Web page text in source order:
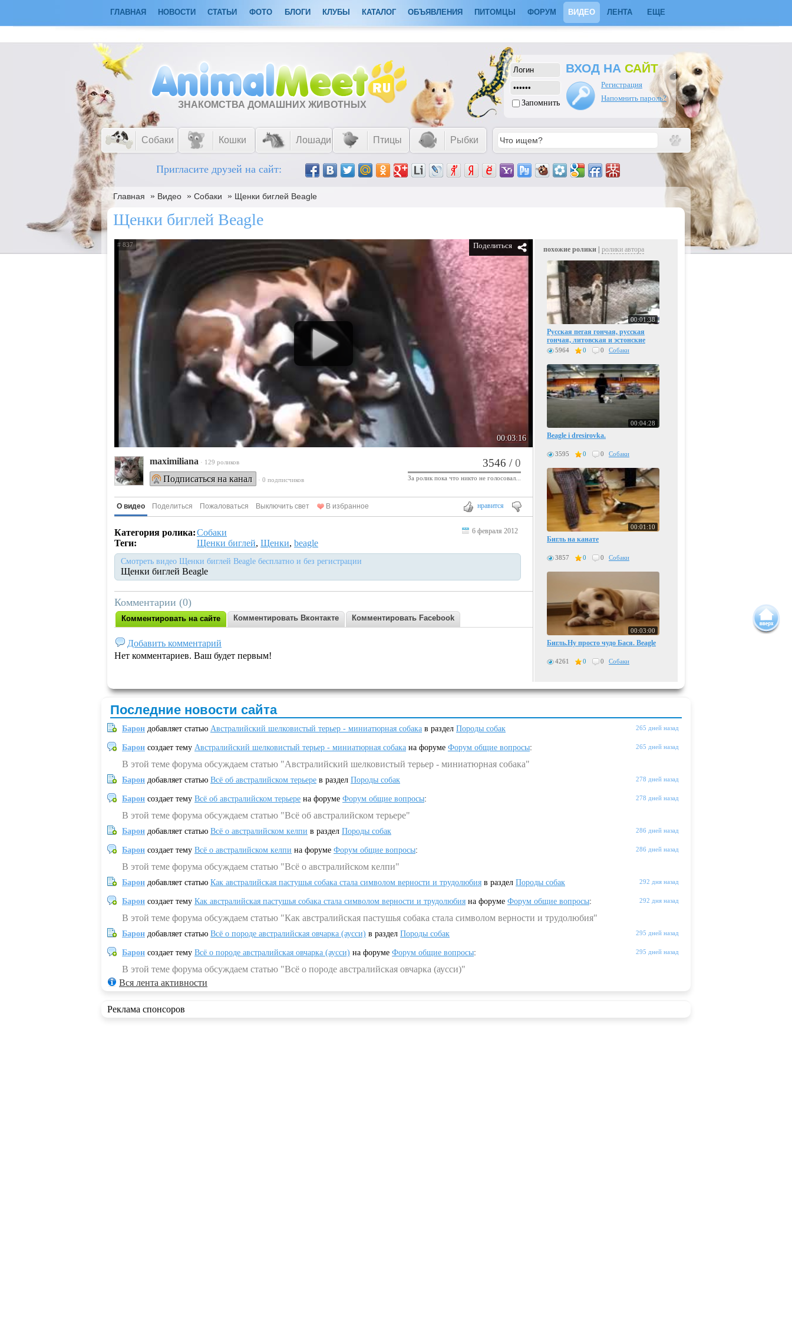
ГЛАВНАЯ НОВОСТИ СТАТЬИ ФОТО БЛОГИ КЛУБЫ КАТАЛОГ ОБЪЯВЛЕНИЯ ПИТОМЦЫ ФОРУМ ВИДЕО ЛЕНТА ЕЩЕ
ЗНАКОМСТВА ДОМАШНИХ ЖИВОТНЫХ Запомнить
ВХОД НА САЙТ
Регистрация
Напомнить пароль?
Собаки Кошки Лошади Птицы Рыбки
Пригласите друзей на сайт:
Главная » Видео » Собаки » Щенки биглей Beagle
Щенки биглей Beagle
# 837
00:03:16
Поделиться
maximiliana · 129 роликов
Подписаться на канал · 0 подписчиков
3546 /0
За ролик пока что никто не голосовал...
нравится
О видео Поделиться Пожаловаться Выключить свет В избранное
Категория ролика:Собаки
Теги:
Щенки биглей, Щенки, beagle
Смотреть видео Щенки биглей Beagle бесплатно и без регистрации
Щенки биглей Beagle
6 февраля 2012
Комментарии (0)
Комментировать на сайте Комментировать Вконтакте Комментировать Facebook
Добавить комментарий
Нет комментариев. Ваш будет первым!
похожие ролики | ролики автора
00:01:38
Русская пегая гончая, русская
гончая, литовская и эстонские
гончая, бигль, русская псовая
5964 0 0 Собаки
00:04:28
Beagle i dresirovka.
3595 0 0 Собаки
00:01:10
Бигль на канате
3857 0 0 Собаки
00:03:00
Бигль.Ну просто чудо Бася. Beagle
4261 0 0 Собаки
Последние новости сайта
265 дней назад
Барон добавляет статью Австралийский шелковистый терьер - миниатюрная собака в раздел Породы собак
265 дней назад
Барон создает тему Австралийский шелковистый терьер - миниатюрная собака на форуме Форум общие вопросы:
В этой теме форума обсуждаем статью "Австралийский шелковистый терьер - миниатюрная собака"
278 дней назад
Барон добавляет статью Всё об австралийском терьере в раздел Породы собак
278 дней назад
Барон создает тему Всё об австралийском терьере на форуме Форум общие вопросы:
В этой теме форума обсуждаем статью "Всё об австралийском терьере"
286 дней назад
Барон добавляет статью Всё о австралийском келпи в раздел Породы собак
286 дней назад
Барон создает тему Всё о австралийском келпи на форуме Форум общие вопросы:
В этой теме форума обсуждаем статью "Всё о австралийском келпи"
292 дня назад
Барон добавляет статью Как австралийская пастушья собака стала символом верности и трудолюбия в раздел Породы собак
292 дня назад
Барон создает тему Как австралийская пастушья собака стала символом верности и трудолюбия на форуме Форум общие вопросы:
В этой теме форума обсуждаем статью "Как австралийская пастушья собака стала символом верности и трудолюбия"
295 дней назад
Барон добавляет статью Всё о породе австралийская овчарка (аусси) в раздел Породы собак
295 дней назад
Барон создает тему Всё о породе австралийская овчарка (аусси) на форуме Форум общие вопросы:
В этой теме форума обсуждаем статью "Всё о породе австралийская овчарка (аусси)"
Вся лента активности
Реклама спонсоров